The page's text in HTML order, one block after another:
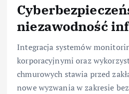
niezawodność
Integracja systemów
korporacyjnymi oraz
chmurowych stawia przed
nowe wyzwania w zakresie